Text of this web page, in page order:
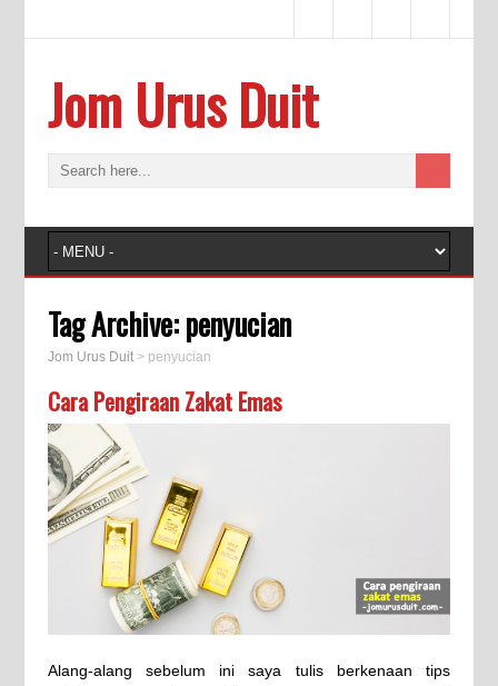
Jom Urus Duit
Tag Archive:penyucian
Jom Urus Duit> penyucian
Cara Pengiraan Zakat Emas
Alang-alang sebelum ini saya tulis berkenaan tips